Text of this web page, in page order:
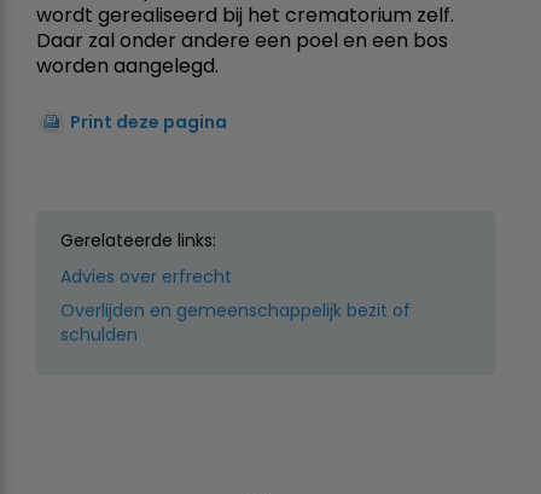
wordt gerealiseerd bij het crematorium zelf.
Daar zal onder andere een poel en een bos
worden aangelegd.
Print deze pagina
Gerelateerde links:
Advies over erfrecht
Overlijden en gemeenschappelijk bezit of
schulden